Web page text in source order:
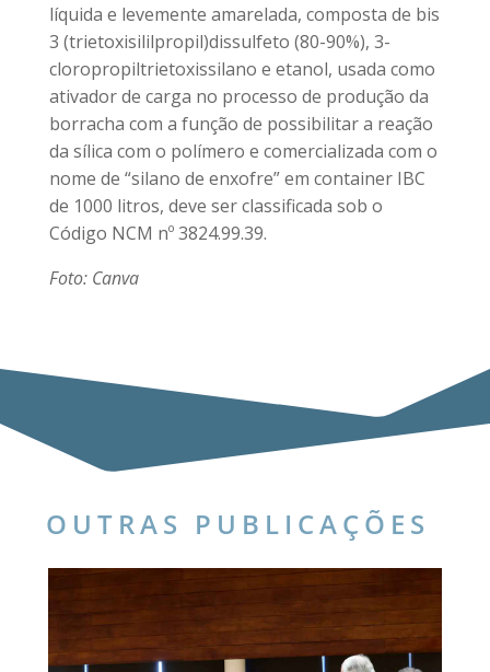
líquida e levemente amarelada, composta de bis
3 (trietoxisililpropil)dissulfeto (80-90%), 3-
cloropropiltrietoxissilano e etanol, usada como
ativador de carga no processo de produção da
borracha com a função de possibilitar a reação
da sílica com o polímero e comercializada com o
nome de “silano de enxofre” em container IBC
de 1000 litros, deve ser classificada sob o
Código NCM nº 3824.99.39.
Foto: Canva
OUTRAS PUBLICAÇÕES